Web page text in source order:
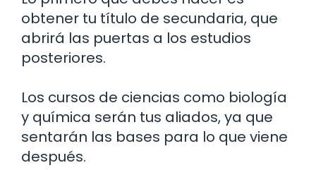
obtener tu título de secundaria, que
abrirá las puertas a los estudios
posteriores.
Los cursos de ciencias como biología
y química serán tus aliados, ya que
sentarán las bases para lo que viene
después.